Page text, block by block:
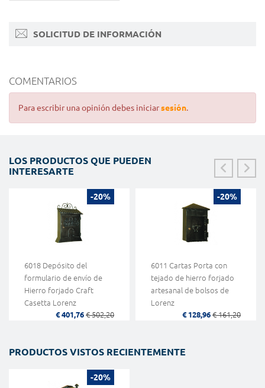
SOLICITUD DE INFORMACIÓN
COMENTARIOS
Para escribir una opinión debes iniciarsesión.
LOS PRODUCTOS QUE PUEDEN
INTERESARTE
-20%
6018 Depósito del
formulario de envío de
Hierro forjado Craft
Casetta Lorenz
€ 401,76 € 502,20
-20%
6011 Cartas Porta con
tejado de hierro forjado
artesanal de bolsos de
Lorenz
€ 128,96 € 161,20
PRODUCTOS VISTOS RECIENTEMENTE
-20%